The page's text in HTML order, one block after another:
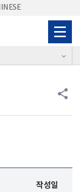
share
작성일